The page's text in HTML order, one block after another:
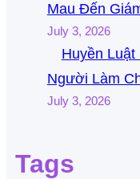
Mau Đến
July 3, 2026
Huyền
Người Làm
July 3, 2026
Tags